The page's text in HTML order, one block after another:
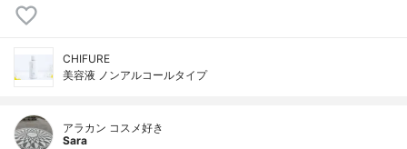
CHIFURE
美容液 ノンアルコールタイプ
アラカン コスメ好き
Sara